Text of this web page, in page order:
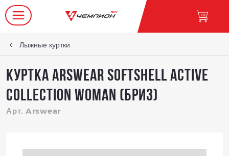
Лыжные куртки
Куртка Arswear Softshell ACTIVE
Collection Woman (Бриз)
Арт. Arswear